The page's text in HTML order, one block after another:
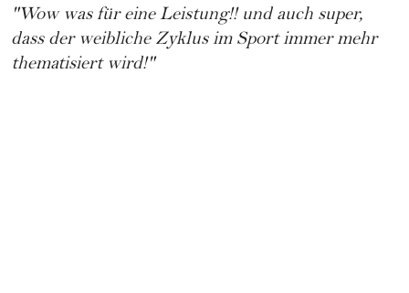
"Wow was für eine Leistung!! und auch super,
dass der weibliche Zyklus im Sport immer mehr
thematisiert wird!"